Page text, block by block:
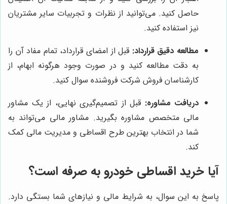
حاصل کنید. می‌توانید از نظرات و تجربیات سایر مشتریان
نیز استفاده کنید.
مطالعه دقیق قرارداد: قبل از امضای قرارداد، تمام مفاد آن را
به دقت مطالعه کنید و در صورت وجود هرگونه ابهام، از
کارشناسان فروش شرکت فروشنده سوال کنید.
دریافت مشاوره: قبل از تصمیم‌گیری نهایی، از یک مشاور
مالی متخصص مشاوره بگیرید. مشاور مالی می‌تواند به
شما در انتخاب بهترین طرح اقساطی و مدیریت مالی کمک
کند.
آیا خرید اقساطی خودرو به صرفه است؟
پاسخ به این سوال، به شرایط مالی و نیازهای شما بستگی دارد.